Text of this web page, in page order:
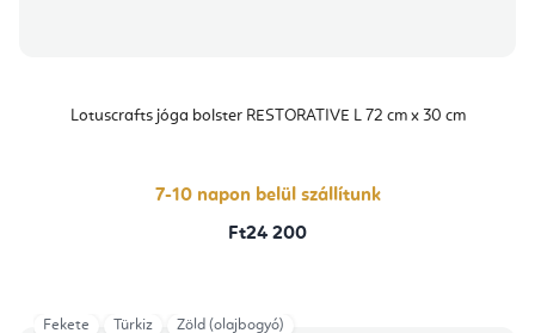
Lotuscrafts jóga bolster RESTORATIVE L 72 cm x 30 cm
7-10 napon belül szállítunk
Ft24 200
Fekete Türkiz Zöld (olajbogyó)